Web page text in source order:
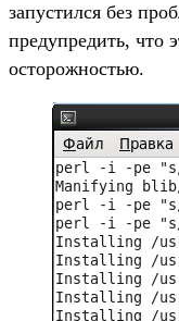
запустился без
предупредить, что
осторожностью.